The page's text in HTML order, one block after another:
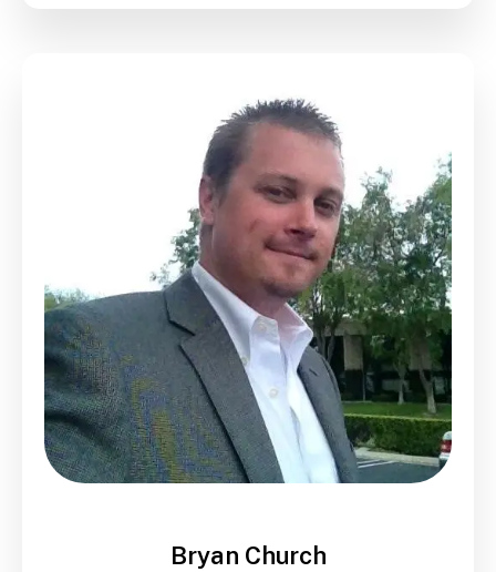
Bryan Church